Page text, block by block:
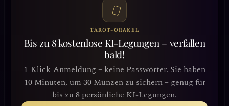
TAROT-ORAKEL
Bis zu 8 kostenlose KI-Legungen – verfallen
bald!
1-Klick-Anmeldung – keine Passwörter. Sie haben
10 Minuten, um 30 Münzen zu sichern – genug für
bis zu 8 persönliche KI-Legungen.